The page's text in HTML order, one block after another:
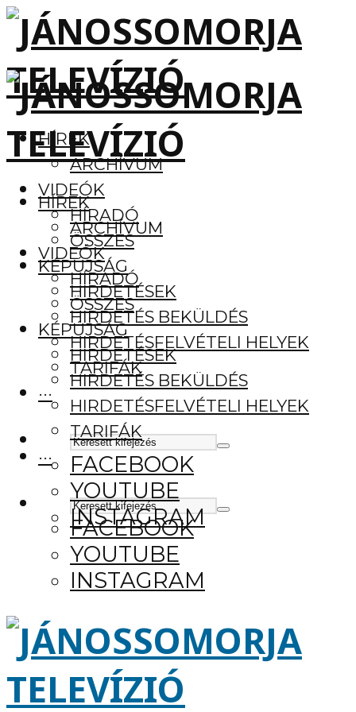
HÍREK
ARCHÍVUM
VIDEÓK
HÍRADÓ
ÖSSZES
KÉPÚJSÁG
HIRDETÉSEK
HIRDETÉS BEKÜLDÉS
HIRDETÉSFELVÉTELI HELYEK
TARIFÁK
···
FACEBOOK
YOUTUBE
INSTAGRAM
HÍREK
ARCHÍVUM
VIDEÓK
HÍRADÓ
ÖSSZES
KÉPÚJSÁG
HIRDETÉSEK
HIRDETÉS BEKÜLDÉS
HIRDETÉSFELVÉTELI HELYEK
TARIFÁK
···
FACEBOOK
YOUTUBE
INSTAGRAM